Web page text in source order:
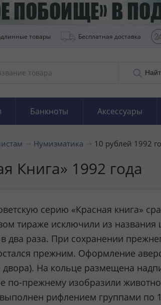
товары Бесплатная доставка
Банкноты Аксессуары
Нумизматика 10 рублей 1992
Книга» 1992 года
серию «Красная книга»
тираже исключили из названия
два раза. При сохранении
прежним. Оформление
На кольце размещена
по-прежнему изобразили
рифлением группами по